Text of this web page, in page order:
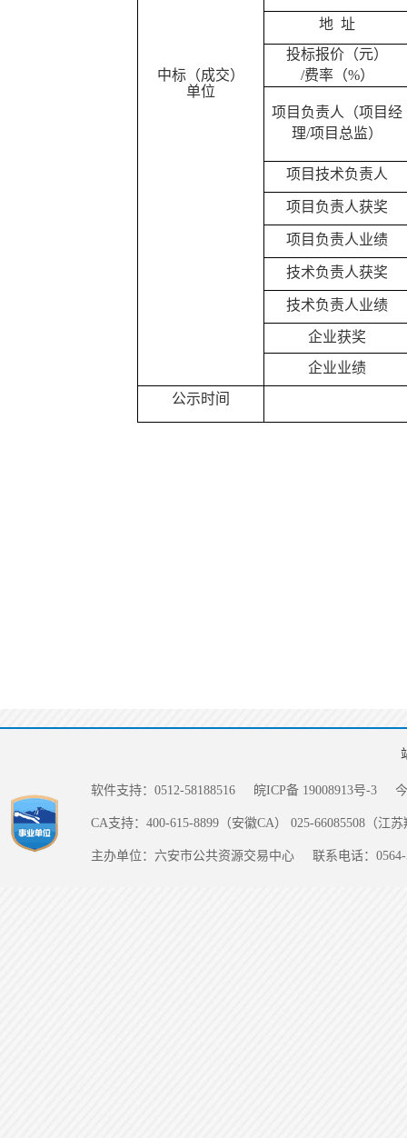
中标（成交）
单位
地 址
投标报价 （元）
/费率（%）
项目负责人（项目经
理/项目总监）
项目技术负责人
项目 负责人获奖
项目 负责人业绩
技术负责人获奖
技术负责人业绩
企业获奖
企业业绩
公示时间
软件支持：0512-58188516 皖ICP备 19008913号-3
CA支持：400-615-8899（安徽CA） 025-66085508（江
主办单位：六安市公共资源交易中心 联系电话：0564-